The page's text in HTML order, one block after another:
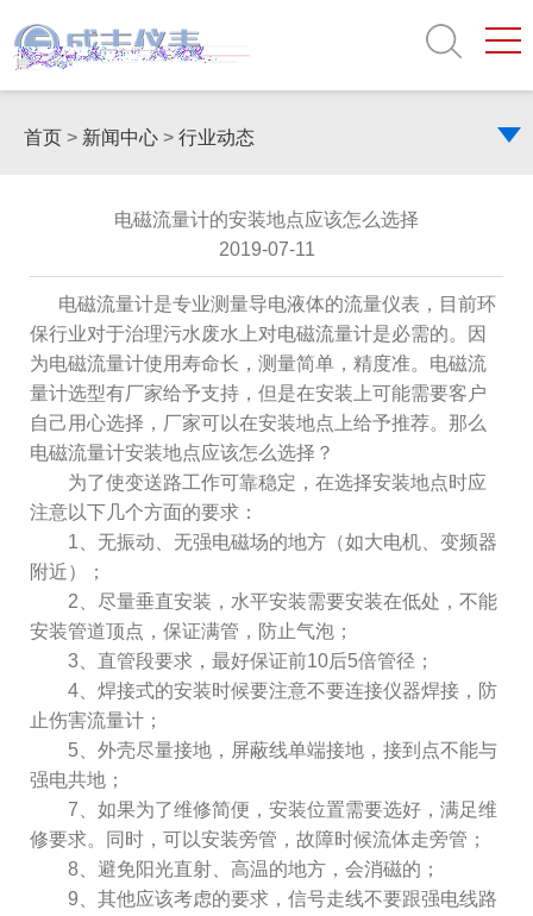
首页 > 新闻中心 > 行业动态
电磁流量计的安装地点应该怎么选择
2019-07-11
电磁流量计是专业测量导电液体的流量仪表，目前环
保行业对于治理污水废水上对电磁流量计是必需的。因
为电磁流量计使用寿命长，测量简单，精度准。电磁流
量计选型有厂家给予支持，但是在安装上可能需要客户
自己用心选择，厂家可以在安装地点上给予推荐。那么
电磁流量计安装地点应该怎么选择？
为了使变送路工作可靠稳定，在选择安装地点时应
注意以下几个方面的要求：
1、无振动、无强电磁场的地方（如大电机、变频器
附近）；
2、尽量垂直安装，水平安装需要安装在低处，不能
安装管道顶点，保证满管，防止气泡；
3、直管段要求，最好保证前10后5倍管径；
4、焊接式的安装时候要注意不要连接仪器焊接，防
止伤害流量计；
5、外壳尽量接地，屏蔽线单端接地，接到点不能与
强电共地；
7、如果为了维修简便，安装位置需要选好，满足维
修要求。同时，可以安装旁管，故障时候流体走旁管；
8、避免阳光直射、高温的地方，会消磁的；
9、其他应该考虑的要求，信号走线不要跟强电线路